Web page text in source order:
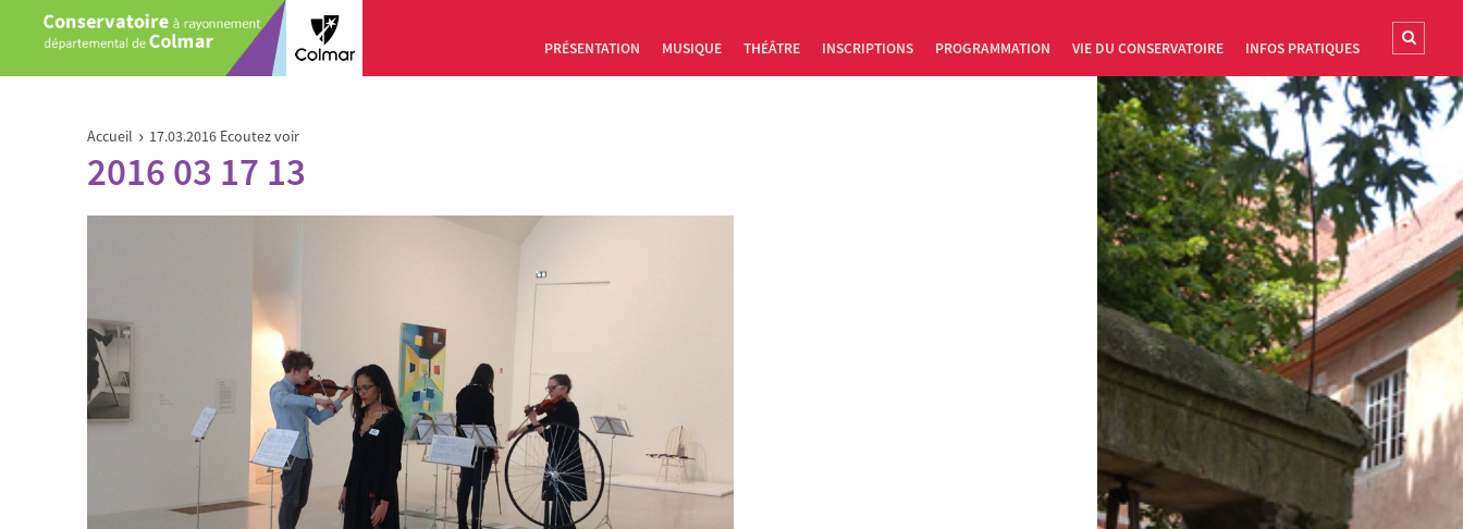
Aller au contenu principal
PRÉSENTATION MUSIQUE THÉÂTRE INSCRIPTIONS PROGRAMMATION VIE DU CONSERVATOIRE INFOS PRATIQUES
Vous êtes ici
Accueil › 17.03.2016 Ecoutez voir
2016 03 17 13